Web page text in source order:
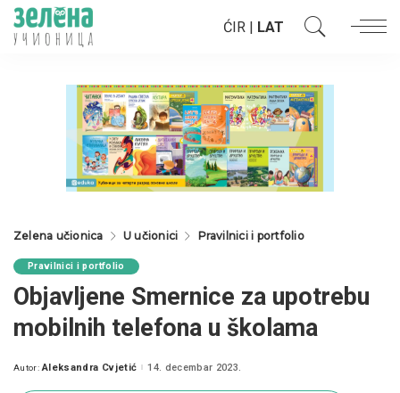
ĆIR | LAT
Zelena učionica U učionici Pravilnici i portfolio
Pravilnici i portfolio
Objavljene Smernice za upotrebu
mobilnih telefona u školama
Posted
Autor: Aleksandra Cvjetić 14. decembar 2023.